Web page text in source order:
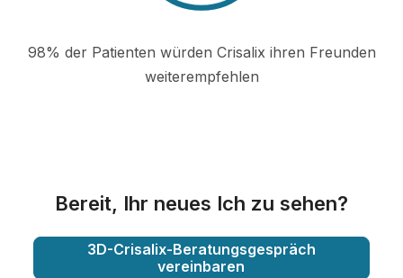
98% der Patienten würden Crisalix ihren Freunden
weiterempfehlen
Bereit, Ihr neues Ich zu sehen?
3D-Crisalix-Beratungsgespräch
vereinbaren